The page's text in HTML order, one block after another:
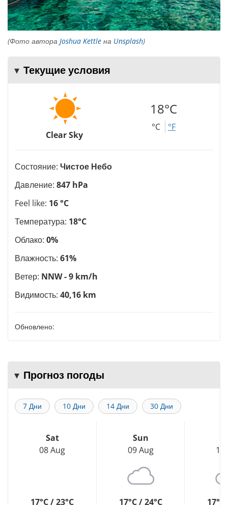
(Фото автора Joshua Kettle на Unsplash)
Текущие условия
Clear Sky
18°C
°C °F
Состояние: Чистое Небо
Давление: 847 hPa
Feel like: 16 °C
Температура: 18°C
Облако: 0%
Влажность: 61%
Ветер: NNW - 9 km/h
Видимость: 40,16 km
Обновлено:
Прогноз погоды
7 Дни 10 Дни 14 Дни 30 Дни
Sat
08 Aug
17°C / 23°C
Sun
09 Aug
17°C / 24°C
10
17°C